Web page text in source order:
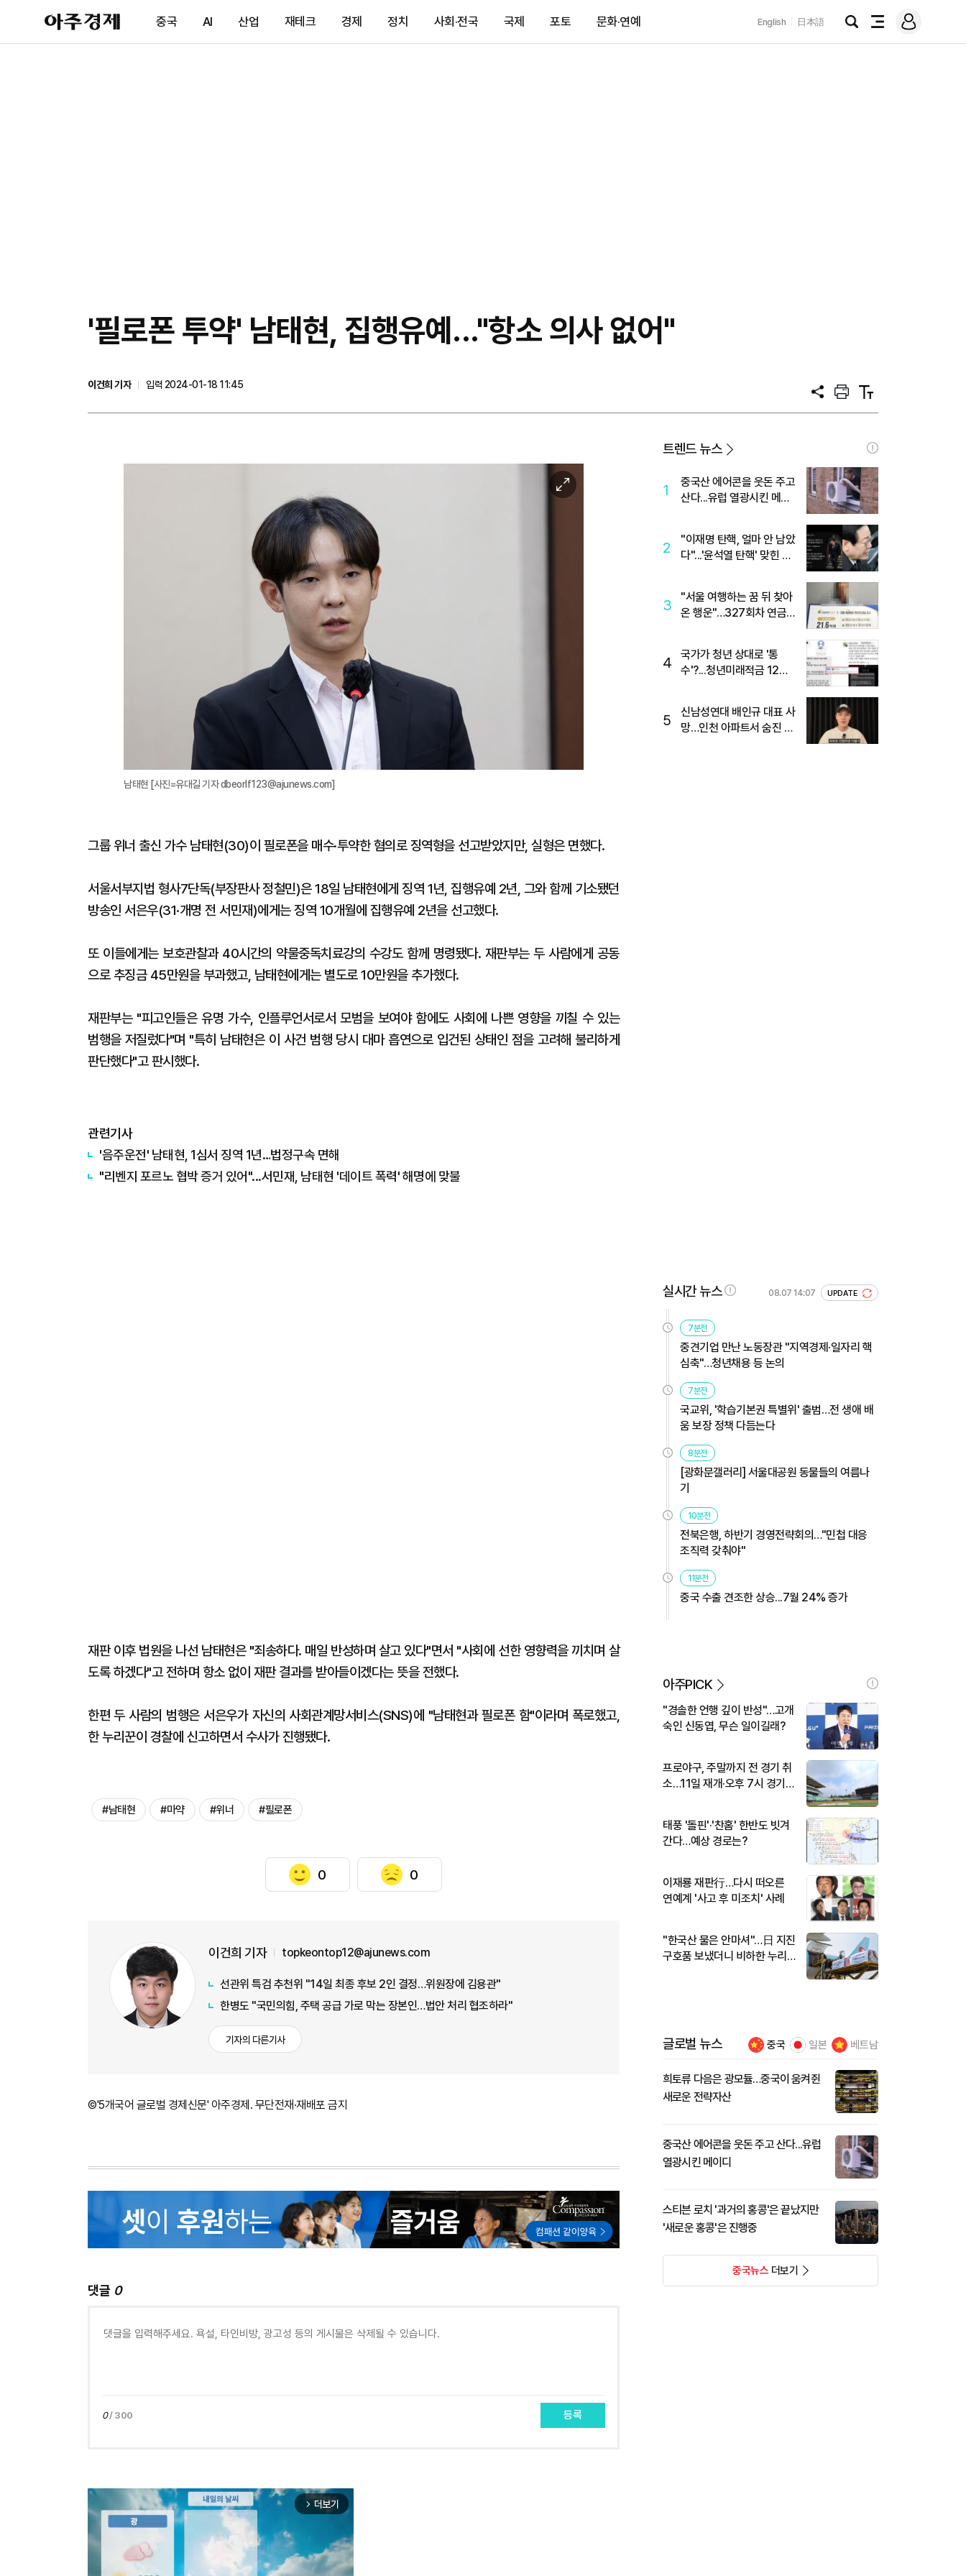
아
주
제
중국 AI 산업 재테크 경제 정치 사회·전국 국제 포토 문화·연예 English 日本語
검
전
메
그
'필로폰 투약' 남태현, 집행유예..."항소 의사 없어"
이건희 기자
입력 2024-01-18 11:45
공
프
트
텍
트
이
미
남태현 [사진=유대길 기자 dbeorlf123@ajunews.com]
그룹 위너 출신 가수 남태현(30)이 필로폰을 매수·투약한 혐의로 징역형을 선고받았지만, 실형은 면했다.
서울서부지법 형사7단독(부장판사 정철민)은 18일 남태현에게 징역 1년, 집행유예 2년, 그와 함께 기소됐던
방송인 서은우(31·개명 전 서민재)에게는 징역 10개월에 집행유예 2년을 선고했다.
또 이들에게는 보호관찰과 40시간의 약물중독치료강의 수강도 함께 명령됐다. 재판부는 두 사람에게 공동
으로 추징금 45만원을 부과했고, 남태현에게는 별도로 10만원을 추가했다.
재판부는 "피고인들은 유명 가수, 인플루언서로서 모범을 보여야 함에도 사회에 나쁜 영향을 끼칠 수 있는
범행을 저질렀다"며 "특히 남태현은 이 사건 범행 당시 대마 흡연으로 입건된 상태인 점을 고려해 불리하게
판단했다"고 판시했다.
관련기사
'음주운전' 남태현, 1심서 징역 1년…법정구속 면해
"리벤지 포르노 협박 증거 있어"...서민재, 남태현 '데이트 폭력' 해명에 맞불
재판 이후 법원을 나선 남태현은 "죄송하다. 매일 반성하며 살고 있다"면서 "사회에 선한 영향력을 끼치며 살
도록 하겠다"고 전하며 항소 없이 재판 결과를 받아들이겠다는 뜻을 전했다.
한편 두 사람의 범행은 서은우가 자신의 사회관계망서비스(SNS)에 "남태현과 필로폰 함"이라며 폭로했고,
한 누리꾼이 경찰에 신고하면서 수사가 진행됐다.
#남태현 #마약 #위너 #필로폰
0 0
이건희 기자 topkeontop12@ajunews.com
선관위 특검 추천위 "14일 최종 후보 2인 결정…위원장에 김용관"
한병도 "국민의힘, 주택 공급 가로 막는 장본인…법안 처리 협조하라"
기자의 다른기사
©'5개국어 글로벌 경제신문' 아주경제. 무단전재·재배포 금지
댓글 0
0/ 300 등록
arrow_forward_ios 더보기
트렌드 뉴스
1
중국산 에어콘을 웃돈 주고
산다...유럽 열광시킨 메이
2
"이재명 탄핵, 얼마 안 남았
다"...'윤석열 탄핵' 맞힌 무
3
"서울 여행하는 꿈 뒤 찾아
온 행운"…327회차 연금
4
국가가 청년 상대로 '통
수'?...청년미래적금 12%
5
신남성연대 배인규 대표 사
망…인천 아파트서 숨진 채
실시간 뉴스 08.07 14:07 UPDATE
7분전
중견기업 만난 노동장관 "지역경제·일자리 핵
심축"…청년채용 등 논의
7분전
국교위, '학습기본권 특별위' 출범…전 생애 배
움 보장 정책 다듬는다
8분전
[광화문갤러리] 서울대공원 동물들의 여름나
기
10분전
전북은행, 하반기 경영전략회의…"민첩 대응
조직력 갖춰야"
11분전
중국 수출 견조한 상승...7월 24% 증가
아주PICK
"경솔한 언행 깊이 반성"…고개
숙인 신동엽, 무슨 일이길래?
프로야구, 주말까지 전 경기 취
소…11일 재개·오후 7시 경기
태풍 '돌핀'·'찬홈' 한반도 빗겨
간다…예상 경로는?
이재룡 재판行…다시 떠오른
연예계 '사고 후 미조치' 사례
"한국산 물은 안마셔"…日 지진
구호품 보냈더니 비하한 누리
글로벌 뉴스 중국 일본 베트남
희토류 다음은 광모듈…중국이 움켜쥔
새로운 전략자산
중국산 에어콘을 웃돈 주고 산다...유럽
열광시킨 메이디
스티븐 로치 '과거의 홍콩'은 끝났지만
'새로운 홍콩'은 진행중
중국뉴스더보기